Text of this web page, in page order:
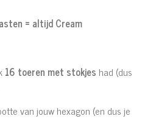
= altijd Cream
16 toeren met stokjes had (dus
van jouw hexagon (en dus je